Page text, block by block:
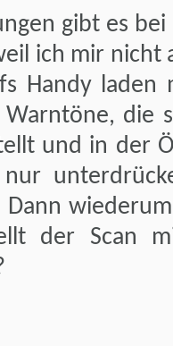
gibt es
ich mir nicht
Handy laden
die
und in der
Dann
der Scan